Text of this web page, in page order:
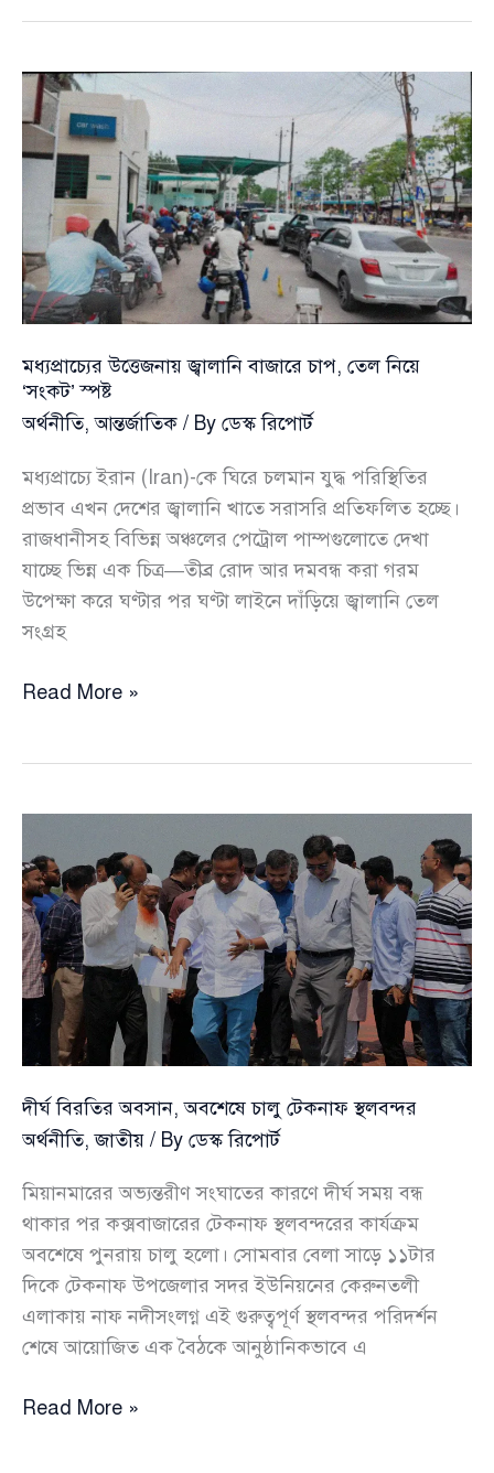
দেশে
পর্যাপ্ত
তেল
মজুত,
সরবরাহ
স্বাভাবিক
রাখতে
চলছে
বহুমুখী
মধ্যপ্রাচ্যের উত্তেজনায় জ্বালানি বাজারে চাপ, তেল নিয়ে
‘সংকট’ স্পষ্ট
অর্থনীতি,আন্তর্জাতিক / By ডেস্ক রিপোর্ট
মধ্যপ্রাচ্যে ইরান (Iran)-কে ঘিরে চলমান যুদ্ধ পরিস্থিতির
প্রভাব এখন দেশের জ্বালানি খাতে সরাসরি প্রতিফলিত হচ্ছে।
রাজধানীসহ বিভিন্ন অঞ্চলের পেট্রোল পাম্পগুলোতে দেখা
যাচ্ছে ভিন্ন এক চিত্র—তীব্র রোদ আর দমবন্ধ করা গরম
উপেক্ষা করে ঘণ্টার পর ঘণ্টা লাইনে দাঁড়িয়ে জ্বালানি তেল
সংগ্রহ
মধ্যপ্রাচ্যের
চাপ,
নিয়ে
‘সংকট’
স্পষ্ট
Read More »
দীর্ঘ বিরতির অবসান, অবশেষে চালু টেকনাফ স্থলবন্দর
অর্থনীতি,জাতীয় / By ডেস্ক রিপোর্ট
মিয়ানমারের অভ্যন্তরীণ সংঘাতের কারণে দীর্ঘ সময় বন্ধ
থাকার পর কক্সবাজারের টেকনাফ স্থলবন্দরের কার্যক্রম
অবশেষে পুনরায় চালু হলো। সোমবার বেলা সাড়ে ১১টার
দিকে টেকনাফ উপজেলার সদর ইউনিয়নের কেরুনতলী
এলাকায় নাফ নদীসংলগ্ন এই গুরুত্বপূর্ণ স্থলবন্দর পরিদর্শন
শেষে আয়োজিত এক বৈঠকে আনুষ্ঠানিকভাবে এ
দীর্ঘ
Read More »